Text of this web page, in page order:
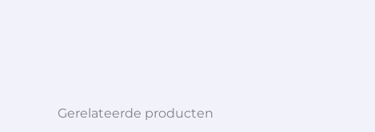
Gerelateerde producten